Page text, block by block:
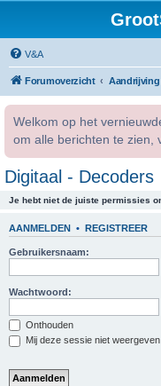
V&A
Forumoverzicht
Welkom op het
om alle berichten te zien,
Digitaal - Decoders
Je hebt niet de juiste permissies
AANMELDEN • REGISTREER
Gebruikersnaam:
Wachtwoord:
Onthouden
Mij deze sessie niet